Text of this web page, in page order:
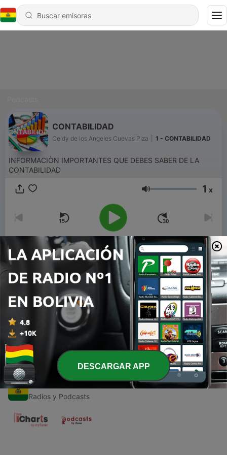
CONTABILIDAD
Ceidy de los Angeles Cuevas Piza 1 - CONTABILIDAD
INFORMACIÒN IMPORTANTES QUE DEBES SABER DE LA
CONTABILIDAD
Volumen 1 x
00:00
Episodios
1 - CONTABILIDAD
16 mayo 2021
Radios de Bolivia
Radios y Podcasts
DESCARGAR APP